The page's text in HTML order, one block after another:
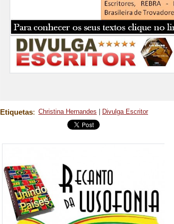
Etiquetas: Christina Hernandes Divulga Escritor